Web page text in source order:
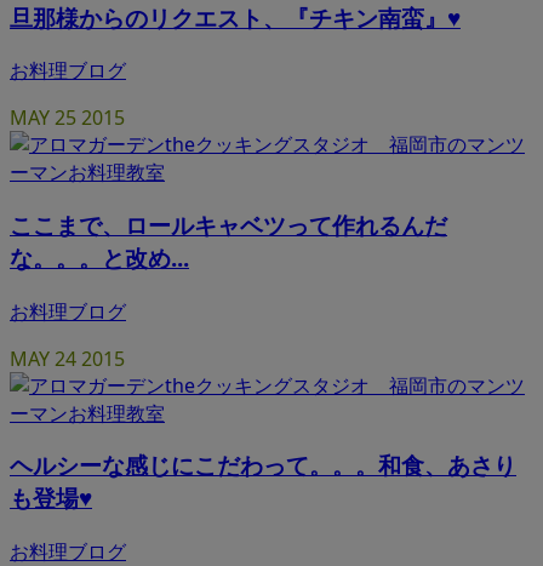
旦那様からのリクエスト、『チキン南蛮』♥
お料理ブログ
MAY252015
ここまで、ロールキャベツって作れるんだ
な。。。と改め...
お料理ブログ
MAY242015
ヘルシーな感じにこだわって。。。和食、あさり
も登場♥
お料理ブログ